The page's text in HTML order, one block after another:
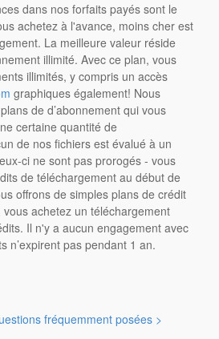
dans nos forfaits payés sont le
achetez à l'avance, moins cher est
La meilleure valeur réside
illimité. Avec ce plan, vous
illimités, y compris un accès
graphiques également! Nous
de d’abonnement qui vous
certaine quantité de
de nos fichiers est évalué à un
ci ne sont pas prorogés - vous
de téléchargement au début de
offrons de simples plans de crédit
achetez un téléchargement
Il n'y a aucun engagement avec
n’expirent pas pendant 1 an.
fréquemment posées >